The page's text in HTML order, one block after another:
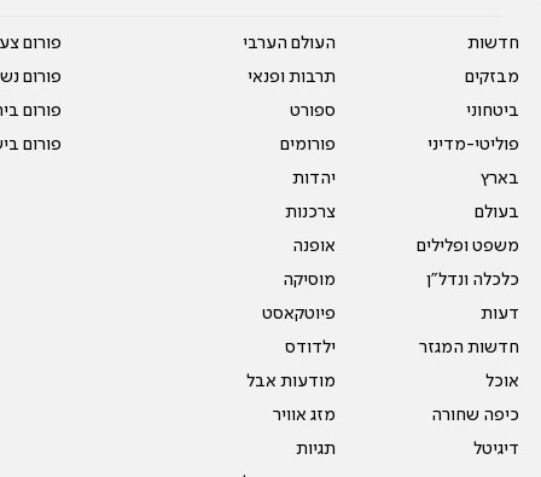
חדשות
מבזקים
ביטחוני
פוליטי-מדיני
בארץ
בעולם
משפט ופלילים
כלכלה ונדל"ן
דעות
חדשות המגזר
אוכל
כיפה שחורה
דיגיטל
העולם הערבי
תרבות ופנאי
ספורט
פורומים
יהדות
צרכנות
אופנה
מוסיקה
פיוטקאסט
ילדודס
מודעות אבל
מזג אוויר
תגיות
פורום
פורום
פורום
פורום